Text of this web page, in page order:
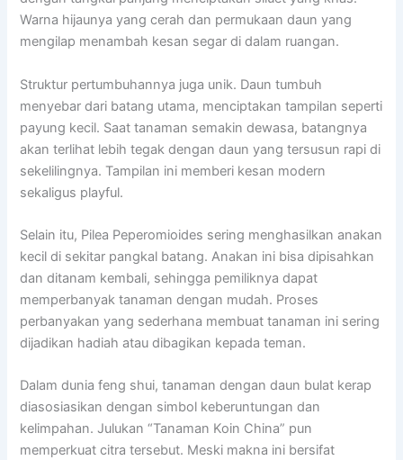
Warna hijaunya yang cerah dan permukaan daun yang
mengilap menambah kesan segar di dalam ruangan.
Struktur pertumbuhannya juga unik. Daun tumbuh
menyebar dari batang utama, menciptakan tampilan seperti
payung kecil. Saat tanaman semakin dewasa, batangnya
akan terlihat lebih tegak dengan daun yang tersusun rapi di
sekelilingnya. Tampilan ini memberi kesan modern
sekaligus playful.
Selain itu, Pilea Peperomioides sering menghasilkan anakan
kecil di sekitar pangkal batang. Anakan ini bisa dipisahkan
dan ditanam kembali, sehingga pemiliknya dapat
memperbanyak tanaman dengan mudah. Proses
perbanyakan yang sederhana membuat tanaman ini sering
dijadikan hadiah atau dibagikan kepada teman.
Dalam dunia feng shui, tanaman dengan daun bulat kerap
diasosiasikan dengan simbol keberuntungan dan
kelimpahan. Julukan “Tanaman Koin China” pun
memperkuat citra tersebut. Meski makna ini bersifat